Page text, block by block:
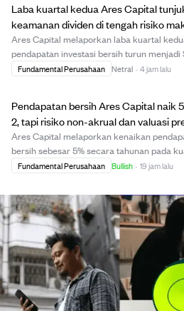
Laba kuartal kedua Ares Capital
keamanan dividen di tengah risiko
meningkat dan pertumbuhan
Ares Capital melaporkan laba kuartal
pendapatan investasi bersih turun menjadi
cakupan dividen turun ke 104%,
yang k...
Fundamental Perusahaan Netral · 4 jam lalu
Pendapatan bersih Ares Capital naik
2, tapi risiko non-akrual dan valuasi
diwaspadai.
Ares Capital melaporkan kenaikan
bersih sebesar 5% secara tahunan pada
didorong oleh originasi pinjaman yang kuat
pinjaman lien pertama dan kedua, dengan
Fundamental Perusahaan Bullish · 19 jam lalu